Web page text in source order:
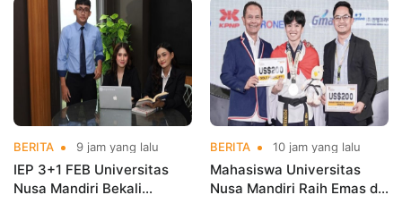
BERITA 9 jam yang lalu
IEP 3+1 FEB Universitas
Nusa Mandiri Bekali
BERITA 10 jam yang lalu
Mahasiswa Universitas
Nusa Mandiri Raih Emas di